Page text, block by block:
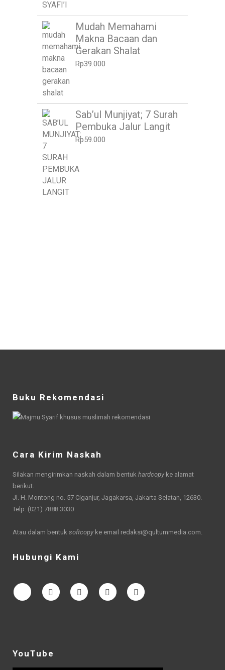
Mudah Memahami
Makna Bacaan dan
Gerakan Shalat
Rp39.000
Sab’ul Munjiyat; 7 Surah
Pembuka Jalur Langit
Rp59.000
Buku Rekomendasi
Cara Kirim Naskah
Silakan mengirimkan naskah dalam bentuk hardcopy ke alamat
berikut.
Jl. H. Montong no. 57 Ciganjur, Jagakarsa, Jakarta Selatan, 12630.
Telp: (021) 7888 3030
Atau dalam bentuk softcopy ke email redaksi@qultummedia.com.
Hubungi Kami
YouTube